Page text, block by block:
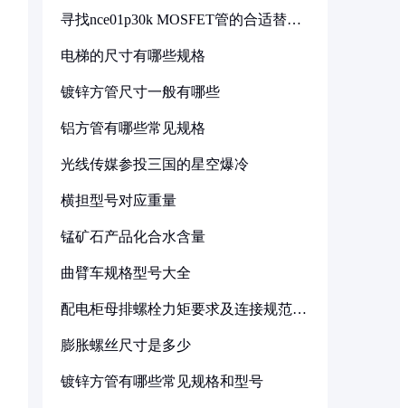
寻找nce01p30k MOSFET管的合适替代
电梯的尺寸有哪些规格
镀锌方管尺寸一般有哪些
铝方管有哪些常见规格
光线传媒参投三国的星空爆冷
横担型号对应重量
锰矿石产品化合水含量
曲臂车规格型号大全
配电柜母排螺栓力矩要求及连接规范详
膨胀螺丝尺寸是多少
镀锌方管有哪些常见规格和型号